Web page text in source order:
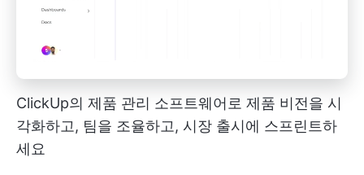
ClickUp의 제품 관리 소프트웨어로 제품 비전을 시
각화하고, 팀을 조율하고, 시장 출시에 스프린트하
세요